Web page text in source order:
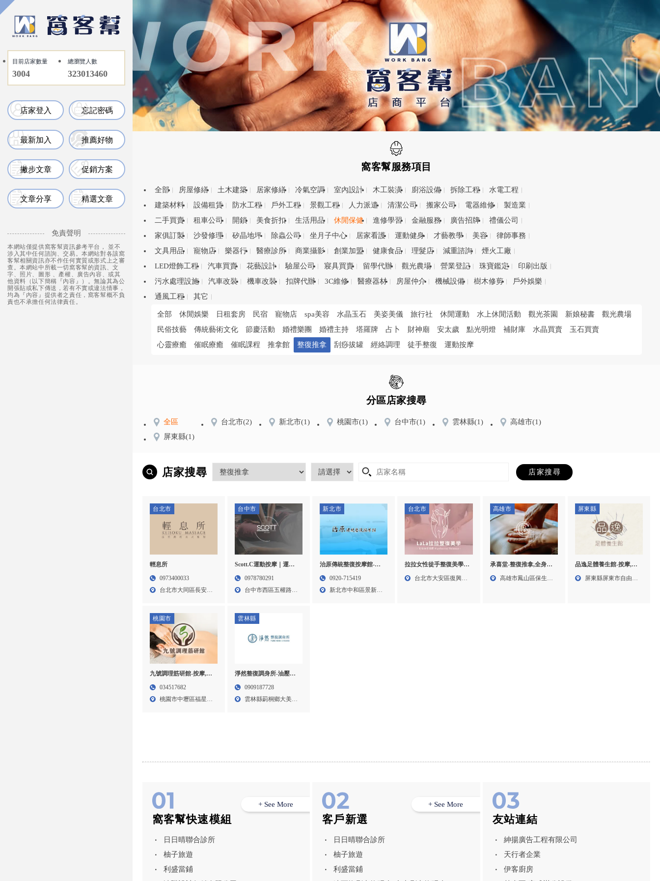
目前店家數量
3004
總瀏覽人數
323013460
店家登入 忘記密碼
最新加入 推薦好物
撇步文章 促銷方案
文章分享 精選文章
免責聲明
本網站僅提供窩客幫資訊參考平台， 並不
涉入其中任何諮詢、交易。本網站對各該窩
客幫相關資訊亦不作任何實質或形式上之審
查。本網站中所載一切窩客幫的資訊、文
字、照片、圖形 、產權、廣告內容、或其
他資料（以下簡稱『內容』）。無論其為公
開張貼或私下傳送，若有不實或違法情事，
均為『內容』提供者之責任，窩客幫概不負
責也不承擔任何法律責任。
窩客幫服務項目
全部 房屋修繕 土木建築 居家修繕 冷氣空調 室內設計 木工裝潢 廚浴設備 拆除工程
水電工程
建築材料
設備租賃 防水工程 戶外工程 景觀工程 人力派遣 清潔公司 搬家公司 電器維修
製造業
二手買賣
租車公司 開鎖 美食折扣 生活用品 休閒保健 進修學習 金融服務 廣告招牌
禮儀公司
家俱訂製
沙發修理 矽晶地坪 除蟲公司 坐月子中心 居家看護 運動健身 才藝教學 美容
律師事務
文具用品
寵物店 樂器行 醫療診所 商業攝影 創業加盟 健康食品 理髮店 減重諮詢
煙火工廠
LED燈飾工程
汽車買賣 花藝設計 驗屋公司 寢具買賣 留學代辦 觀光農場 營業登記 珠寶鑑定
印刷出版
污水處理設施
汽車改裝 機車改裝 扣牌代辦 3C維修 醫療器材 房屋仲介 機械設備 樹木修剪
戶外娛樂
通風工程
其它
全部 休閒娛樂 日租套房 民宿 寵物店 spa美容 水晶玉石 美姿美儀 旅行社 休閒運動 水上休閒活動 觀光茶園 新娘秘書
觀光農場
民俗技藝
傳統藝術文化 節慶活動 婚禮樂團 婚禮主持 塔羅牌 占卜 財神廟 安太歲 點光明燈 補財庫 水晶買賣
玉石買賣
心靈療癒
催眠療癒 催眠課程 推拿館 整復推拿 刮痧拔罐 經絡調理 徒手整復 運動按摩
分區店家搜尋
全區 台北市(2) 新北市(1) 桃園市(1) 台中市(1) 雲林縣(1) 高雄市(1)
屏東縣(1)
店家搜尋
台北市
輕息所
0973400033
台北市大同區長安西
台中市
Scott.C運動按摩｜運動
按摩,全身按摩,台中運動
0978780291
台中市西區五權路22
新北市
治原傳統整復按摩館-整
復推拿,全身按摩,台北整
和整復推拿
0920-715419
新北市中和區景新街
台北市
拉拉女性徒手整復美學-
整復按摩,撥筋按摩,台北
台北市大安區復興南
高雄市
承喜堂-整復推拿,全身按
摩,高雄整復推拿,高雄全
高雄市鳳山區保生路
屏東縣
品逸足體養生館-按摩,腳
底按摩,屏東按摩,屏東腳
屏東縣屏東市自由路
桃園市
九號調理筋研館-按摩,腳
底按摩,桃園按摩,中壢孕
034517682
桃園市中壢區福星七
雲林縣
淨然整復調身所-油壓按
摩,無痛除毛,雲林油壓按
0909187728
雲林縣莿桐鄉大美村
窩客幫快速模組
日日晴聯合診所
柚子旅遊
利盛當鋪
+ See More
客戶新選
日日晴聯合診所
柚子旅遊
利盛當鋪
+ See More
友站連結
紳揚廣告工程有限公司
天行者企業
伊客廚房